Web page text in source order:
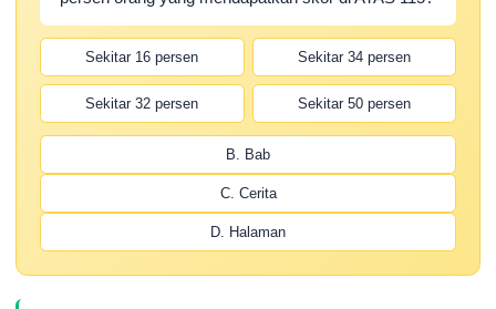
Sekitar 16 persen Sekitar 34 persen
Sekitar 32 persen Sekitar 50 persen
B. Bab
C. Cerita
D. Halaman